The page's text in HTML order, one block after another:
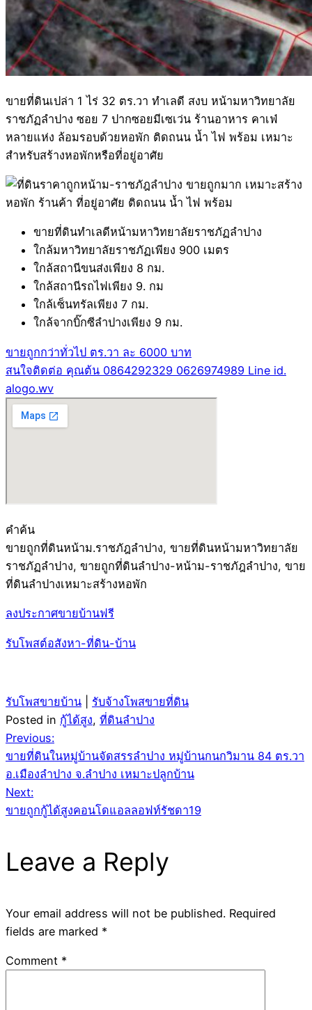
ขายที่ดินเปล่า 1 ไร่ 32 ตร.วา ทำเลดี สงบ หน้ามหาวิทยาลัย
ราชภัฏลำปาง ซอย 7 ปากซอยมีเซเว่น ร้านอาหาร คาเฟ่
หลายแห่ง ล้อมรอบด้วยหอพัก ติดถนน น้ำ ไฟ พร้อม เหมาะ
สำหรับสร้างหอพักหรือที่อยู่อาศัย
ขายที่ดินทำเลดีหน้ามหาวิทยาลัยราชภัฏลำปาง
ใกล้มหาวิทยาลัยราชภัฏเพียง 900 เมตร
ใกล้สถานีขนส่งเพียง 8 กม.
ใกล้สถานีรถไฟเพียง 9. กม
ใกล้เซ็นทรัลเพียง 7 กม.
ใกล้จากบิ๊กซีลำปางเพียง 9 กม.
ขายถูกกว่าทั่วไป ตร.วา ละ 6000 บาท
สนใจติดต่อ คุณต้น 0864292329 0626974989 Line id.
alogo.wv
คำค้น
ขายถูกที่ดินหน้าม.ราชภัฎลำปาง, ขายที่ดินหน้ามหาวิทยาลัย
ราชภัฏลำปาง, ขายถูกที่ดินลำปาง-หน้าม-ราชภัฎลำปาง, ขาย
ที่ดินลำปางเหมาะสร้างหอพัก
ลงประกาศขายบ้านฟรี
รับโพสต์อสังหา-ที่ดิน-บ้าน
รับโพสขายบ้าน
รับจ้างโพสขายที่ดิน
Posted in กู้ได้สูง, ที่ดินลำปาง
Post
navigation
Previous:
ขายที่ดินในหมู่บ้านจัดสรรลำปาง หมู่บ้านกนกวิมาน 84 ตร.วา
อ.เมืองลำปาง จ.ลำปาง เหมาะปลูกบ้าน
Next:
ขายถูกกู้ได้สูงคอนโดแอลลอฟท์รัชดา19
Leave a Reply
Your email address will not be published. Required
fields are marked *
Comment *